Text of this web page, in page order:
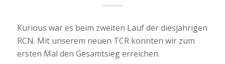
Kurious war es beim zweiten Lauf der diesjährigen
RCN. Mit unserem neuen TCR konnten wir zum
ersten Mal den Gesamtsieg erreichen.